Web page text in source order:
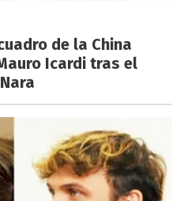
de la China
Icardi tras el